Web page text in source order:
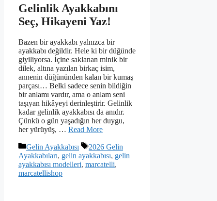
Gelinlik Ayakkabını
Seç, Hikayeni Yaz!
Bazen bir ayakkabı yalnızca bir
ayakkabı değildir. Hele ki bir düğünde
giyiliyorsa. İçine saklanan minik bir
dilek, altına yazılan birkaç isim,
annenin düğününden kalan bir kumaş
parçası… Belki sadece senin bildiğin
bir anlamı vardır, ama o anlam seni
taşıyan hikâyeyi derinleştirir. Gelinlik
kadar gelinlik ayakkabısı da anıdır.
Çünkü o gün yaşadığın her duygu,
her yürüyüş, … Read More
Kategoriler
Gelin Ayakkabısı Etiketler
2026 Gelin
Ayakkabıları, gelin ayakkabısı, gelin
ayakkabısı modelleri, marcatelli,
marcatellishop